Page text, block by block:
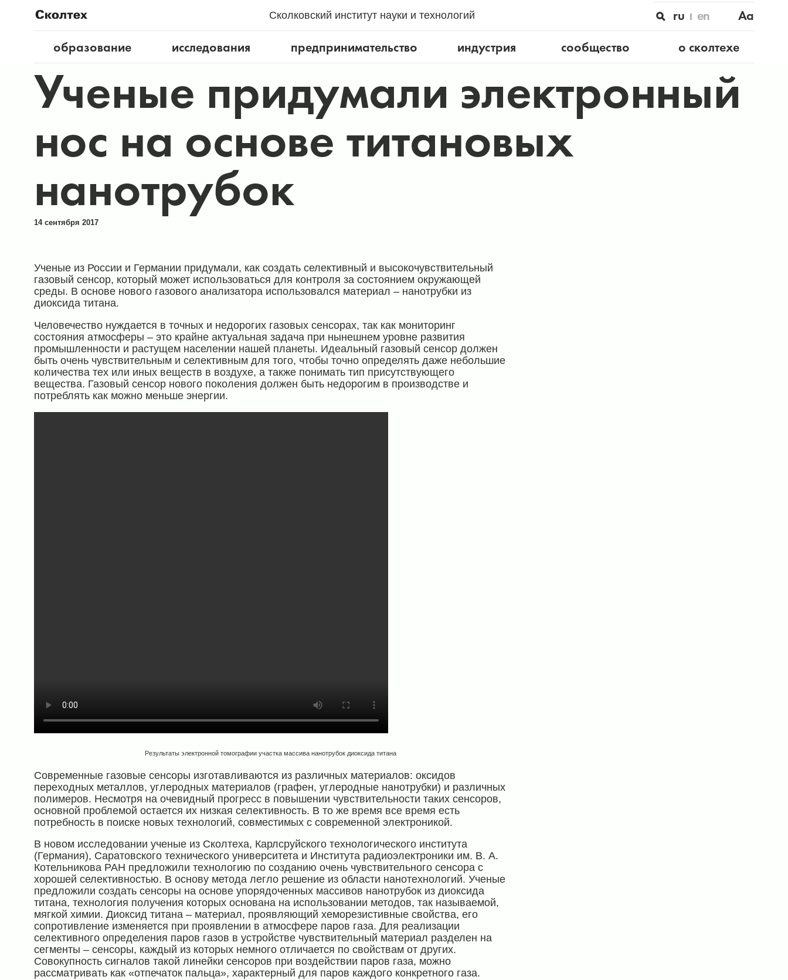
Сколковский институт науки и технологий ru en
Aa
образование
исследования предпринимательство индустрия сообщество о сколтехе
Ученые придумали электронный
нос на основе титановых
нанотрубок
14 сентября 2017
Ученые из России и Германии придумали, как создать селективный и высокочувствительный
газовый сенсор, который может использоваться для контроля за состоянием окружающей
среды. В основе нового газового анализатора использовался материал – нанотрубки из
диоксида титана.
Человечество нуждается в точных и недорогих газовых сенсорах, так как мониторинг
состояния атмосферы – это крайне актуальная задача при нынешнем уровне развития
промышленности и растущем населении нашей планеты. Идеальный газовый сенсор должен
быть очень чувствительным и селективным для того, чтобы точно определять даже небольшие
количества тех или иных веществ в воздухе, а также понимать тип присутствующего
вещества. Газовый сенсор нового поколения должен быть недорогим в производстве и
потреблять как можно меньше энергии.
Результаты электронной томографии участка массива нанотрубок диоксида титана
Современные газовые сенсоры изготавливаются из различных материалов: оксидов
переходных металлов, углеродных материалов (графен, углеродные нанотрубки) и различных
полимеров. Несмотря на очевидный прогресс в повышении чувствительности таких сенсоров,
основной проблемой остается их низкая селективность. В то же время все время есть
потребность в поиске новых технологий, совместимых с современной электроникой.
В новом исследовании ученые из Сколтеха, Карлсруйского технологического института
(Германия), Саратовского технического университета и Института радиоэлектроники им. В. А.
Котельникова РАН предложили технологию по созданию очень чувствительного сенсора с
хорошей селективностью. В основу метода легло решение из области нанотехнологий. Ученые
предложили создать сенсоры на основе упорядоченных массивов нанотрубок из диоксида
титана, технология получения которых основана на использовании методов, так называемой,
мягкой химии. Диоксид титана – материал, проявляющий хеморезистивные свойства, его
сопротивление изменяется при проявлении в атмосфере паров газа. Для реализации
селективного определения паров газов в устройстве чувствительный материал разделен на
сегменты – сенсоры, каждый из которых немного отличается по свойствам от других.
Совокупность сигналов такой линейки сенсоров при воздействии паров газа, можно
рассматривать как «отпечаток пальца», характерный для паров каждого конкретного газа.